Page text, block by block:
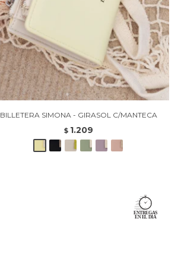
BILLETERA SIMONA - GIRASOL C/MANTECA
$ 1.209